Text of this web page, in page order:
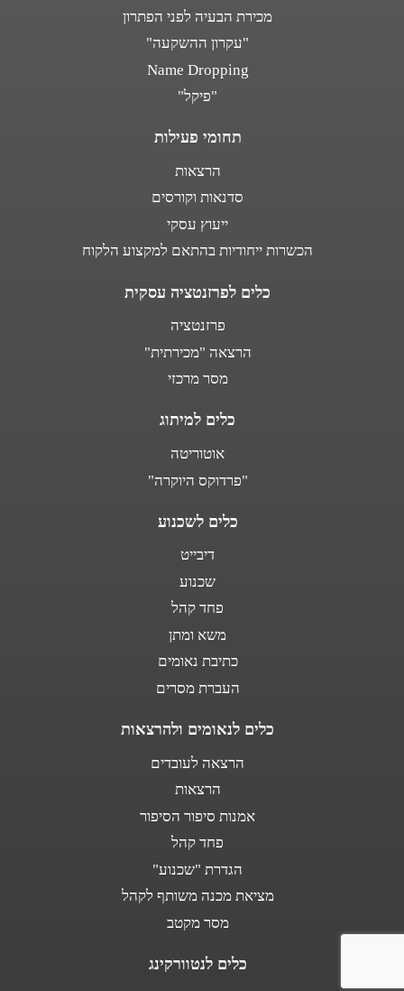
מכירת הבעיה לפני הפתרון
"עקרון ההשקעה"
Name Dropping
"פיקל"
תחומי פעילות
הרצאות
סדנאות וקורסים
ייעוץ עסקי
הכשרות ייחודיות בהתאם למקצוע הלקוח
כלים לפרזנטציה עסקית
פרזנטציה
הרצאה "מכירתית"
מסר מרכזי
כלים למיתוג
אוטוריטה
"פרדוקס היוקרה"
כלים לשכנוע
דיבייט
שכנוע
פחד קהל
משא ומתן
כתיבת נאומים
העברת מסרים
כלים לנאומים ולהרצאות
הרצאה לעובדים
הרצאות
אמנות סיפור הסיפור
פחד קהל
הגדרת "שכנוע"
מציאת מכנה משותף לקהל
מסר מקטב
כלים לנטוורקינג